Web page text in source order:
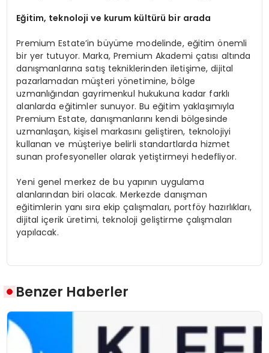
Eğitim, teknoloji ve kurum kültürü bir arada
Premium Estate’in büyüme modelinde, eğitim önemli
bir yer tutuyor. Marka, Premium Akademi çatısı altında
danışmanlarına satış tekniklerinden iletişime, dijital
pazarlamadan müşteri yönetimine, bölge
uzmanlığından gayrimenkul hukukuna kadar farklı
alanlarda eğitimler sunuyor. Bu eğitim yaklaşımıyla
Premium Estate, danışmanlarını kendi bölgesinde
uzmanlaşan, kişisel markasını geliştiren, teknolojiyi
kullanan ve müşteriye belirli standartlarda hizmet
sunan profesyoneller olarak yetiştirmeyi hedefliyor.
Yeni genel merkez de bu yapının uygulama
alanlarından biri olacak. Merkezde danışman
eğitimlerin yanı sıra ekip çalışmaları, portföy hazırlıkları,
dijital içerik üretimi, teknoloji geliştirme çalışmaları
yapılacak.
Benzer Haberler